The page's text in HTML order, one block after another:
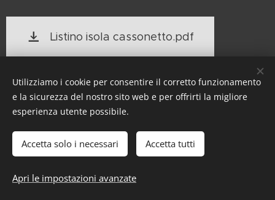
Listino isola cassonetto.pdf
Controtelai - Cassonetti - Monoblocchi - Zanzariere - Avvolgibili
- Termoblocchi
Block System
Utilizziamo i cookie per consentire il corretto funzionamento
e la sicurezza del nostro sito web e per offrirti la migliore
esperienza utente possibile.
Accetta solo i necessari Accetta tutti
Apri le impostazioni avanzate